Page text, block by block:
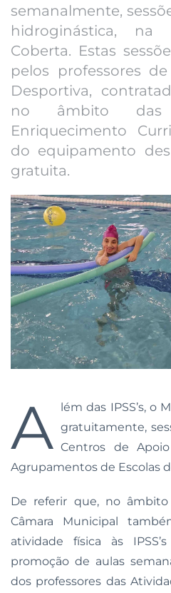
semanalmente,
hidroginástica, na
Coberta. Estas
pelos professores
Desportiva,
no âmbito das
Enriquecimento
do equipamento
gratuita.
A lém das IPSS’s, o
gratuitamente,
Centros de
Agrupamentos de Escolas
De referir que, no
Câmara Municipal
atividade física às
promoção de aulas
dos professores das